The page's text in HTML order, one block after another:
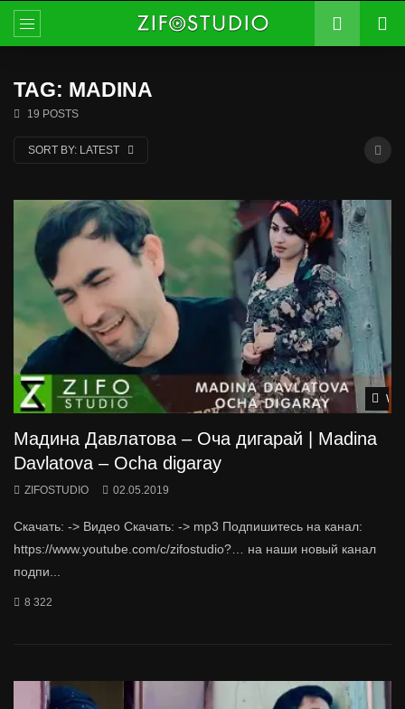
TAG: MADINA
19 POSTS
SORT BY: LATEST
Мадина Давлатова – Оча дигарай | Madina
Davlatova – Ocha digaray
ZIFOSTUDIO 02.05.2019
Скачать: -> Видео Скачать: -> mp3 Подпишитесь на канал:
https://www.youtube.com/c/zifostudio?… на наши новый канал
подпи...
8 322